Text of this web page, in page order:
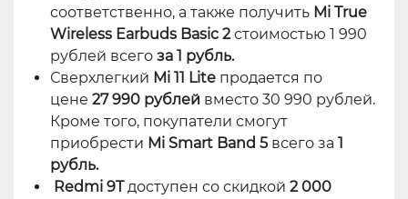
соответственно, а также получить Mi True
Wireless Earbuds Basic 2стоимостью 1 990
рублей всего за 1 рубль.
Сверхлегкий Mi 11 Lite продается по
цене 27 990 рублей вместо 30 990 рублей.
Кроме того, покупатели смогут
приобрести Mi Smart Band 5 всего за 1
рубль.
Redmi 9Tдоступен со скидкой 2 000